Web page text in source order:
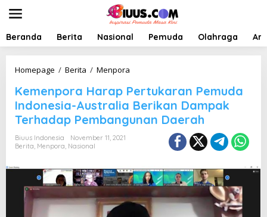
t
Beranda Berita Nasional Pemuda Olahraga
Homepage / Berita / Menpora
m
e
n
p
a
r
a
Kemenpora Harap Pertukaran Pemuda
Indonesia-Australia Berikan Dampak
Terhadap Pembangunan Daerah
Biuus Indonesia
November 11, 2021
Berita, Menpora, Nasional